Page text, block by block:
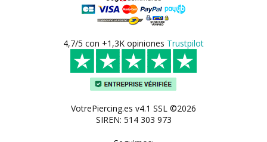
4,7/5 con +1,3K opiniones Trustpilot
VotrePiercing.es v4.1 SSL ©2026
SIREN: 514 303 973